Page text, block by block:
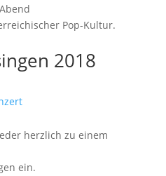
Pop-Kultur.
2018
herzlich zu einem
ein.